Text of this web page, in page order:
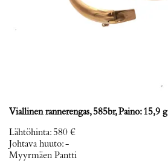
Viallinen rannerengas, 585br, Paino: 15,9 g
Lähtöhinta: 580 €
Johtava huuto:-
Myyrmäen Pantti